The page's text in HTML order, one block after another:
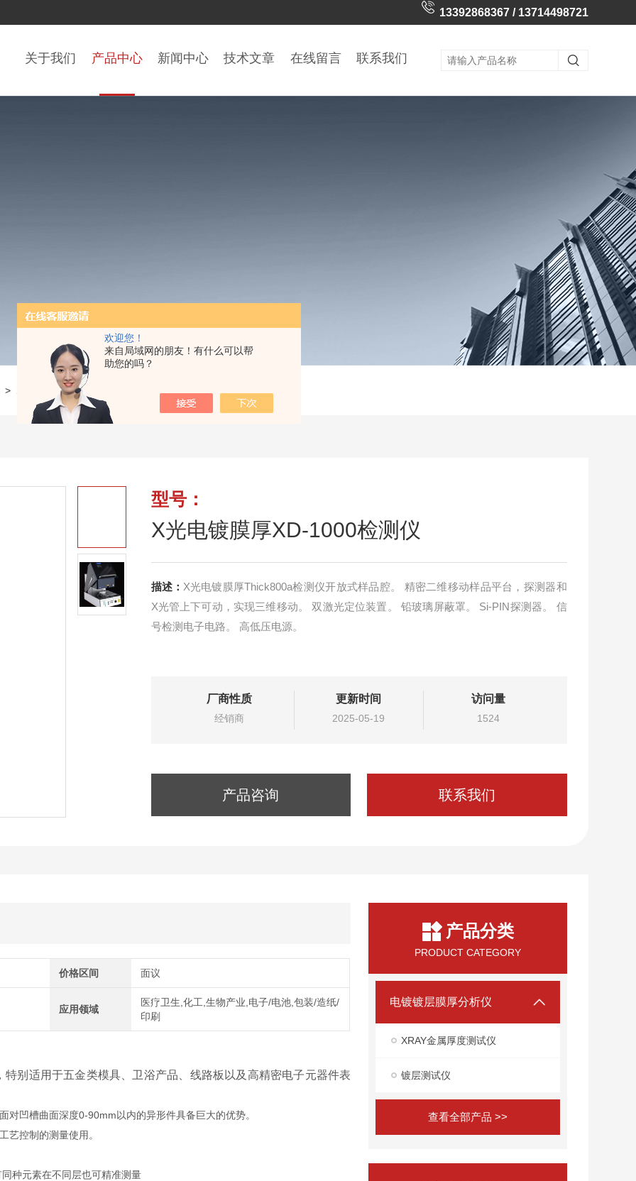
欢迎您！
来自局域网的朋友！有什么可以帮
助您的吗？
13392868367 / 13714498721
关于我们 产品中心 新闻中心 技术文章 在线留言 联系我们
> X光电镀膜厚XD-1000检测仪
型号：
X光电镀膜厚XD-1000检测仪
描述： X光电镀膜厚Thick800a检测仪开放式样品腔。 精密二维移动样品平台，探测器和
X光管上下可动，实现三维移动。 双激光定位装置。 铅玻璃屏蔽罩。 Si-PIN探测器。 信
号检测电子电路。 高低压电源。
厂商性质
经销商
更新时间
2025-05-19
访问量
1524
产品咨询 联系我们
价格区间 面议
应用领域
医疗卫生,化工,生物产业,电子/电池,包装/造纸/
印刷
别适用于五金类模具、卫浴产品、线路板以及高精密电子元器件表
凹槽曲面深度0-90mm以内的异形件具备巨大的优势。
艺控制的测量使用。
种元素在不同层也可精准测量
产品分类
PRODUCT CATEGORY
电镀镀层膜厚分析仪
XRAY金属厚度测试仪
镀层测试仪
查看全部产品 >>